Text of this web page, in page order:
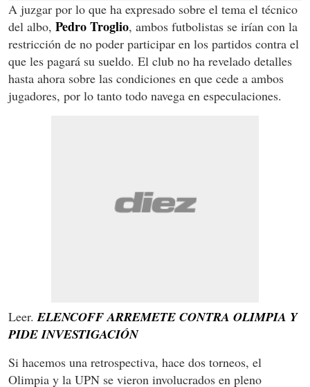
A juzgar por lo que ha expresado sobre el tema el técnico
del albo, Pedro Troglio, ambos futbolistas se irían con la
restricción de no poder participar en los partidos contra el
que les pagará su sueldo. El club no ha revelado detalles
hasta ahora sobre las condiciones en que cede a ambos
jugadores, por lo tanto todo navega en especulaciones.
Leer.ELENCOFF ARREMETE CONTRA OLIMPIA Y
PIDE INVESTIGACIÓN
Si hacemos una retrospectiva, hace dos torneos, el
Olimpia y la UPN se vieron involucrados en pleno